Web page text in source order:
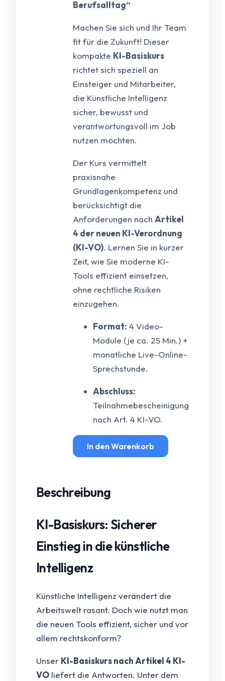
Berufsalltag“
Machen Sie sich und Ihr Team
fit für die Zukunft! Dieser
kompakte KI-Basiskurs
richtet sich speziell an
Einsteiger und Mitarbeiter,
die Künstliche Intelligenz
sicher, bewusst und
verantwortungsvoll im Job
nutzen möchten.
Der Kurs vermittelt
praxisnahe
Grundlagenkompetenz und
berücksichtigt die
Anforderungen nach Artikel
4 der neuen KI-Verordnung
(KI-VO). Lernen Sie in kurzer
Zeit, wie Sie moderne KI-
Tools effizient einsetzen,
ohne rechtliche Risiken
einzugehen.
Format: 4 Video-
Module (je ca. 25 Min.) +
monatliche Live-Online-
Sprechstunde.
Abschluss:
Teilnahmebescheinigung
nach Art. 4 KI-VO.
KI-
Basiskurs
4
VO
Menge
In den Warenkorb
Beschreibung
KI-Basiskurs: Sicherer
Einstieg in die künstliche
Intelligenz
Künstliche Intelligenz verändert die
Arbeitswelt rasant. Doch wie nutzt man
die neuen Tools effizient, sicher und vor
allem rechtskonform?
Unser KI-Basiskurs nach Artikel 4 KI-
VO liefert die Antworten. Unter dem